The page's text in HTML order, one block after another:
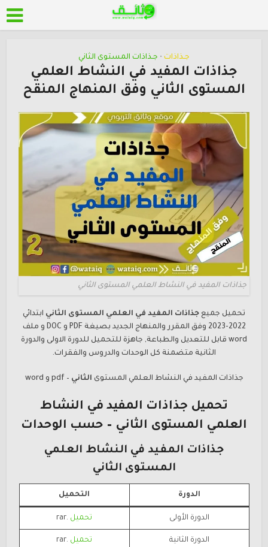
جـذاذات • جـذاذات المستوى الثاني
جذاذات المفيد في النشاط العلمي
المستوى الثاني وفق المنهاج المنقح
جذاذات المفيد في النشاط العلمي المستوى الثاني
تحميل جميع جذاذات المفيد في العلمي المستوى الثاني ابتدائي
2022-2023 وفق المقرر والمنهاج الجديد بصيغة PDF و DOC و ملف
word قابل للتعديل والطباعة, جاهزة للتحميل للدورة الاولى والدورة
الثانية متضمنة كل الوحدات والدروس والفقرات.
جذاذات المفيد في النشاط العلمي المستوى الثاني – pdf و word
تحميل جذاذات المفيد في النشاط
العلمي المستوى الثاني – حسب الوحدات
جذاذات المفيد في النشاط العلمي
المستوى الثاني
الدورة التحميل
الدورة الأولى تحميل .rar
الدورة الثانية تحميل .rar